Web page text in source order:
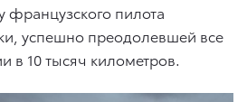
французского пилота
успешно преодолевшей все
в 10 тысяч километров.